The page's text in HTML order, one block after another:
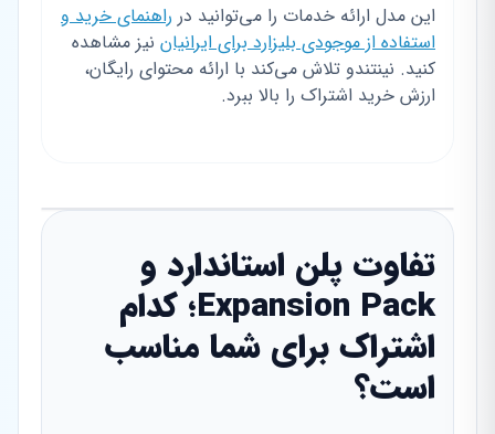
این مدل ارائه خدمات را می‌توانید در راهنمای خرید و
استفاده از موجودی بلیزارد برای ایرانیان نیز مشاهده
کنید. نینتندو تلاش می‌کند با ارائه محتوای رایگان،
ارزش خرید اشتراک را بالا ببرد.
تفاوت پلن استاندارد و
Expansion Pack؛ کدام
اشتراک برای شما مناسب
است؟